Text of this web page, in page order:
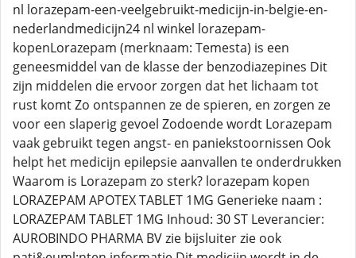
nl lorazepam-een-veelgebruikt-medicijn-in-belgie-en-
nederlandmedicijn24 nl winkel lorazepam-
kopenLorazepam (merknaam: Temesta) is een
geneesmiddel van de klasse der benzodiazepines Dit
zijn middelen die ervoor zorgen dat het lichaam tot
rust komt Zo ontspannen ze de spieren, en zorgen ze
voor een slaperig gevoel Zodoende wordt Lorazepam
vaak gebruikt tegen angst- en paniekstoornissen Ook
helpt het medicijn epilepsie aanvallen te onderdrukken
Waarom is Lorazepam zo sterk? lorazepam kopen
LORAZEPAM APOTEX TABLET 1MG Generieke naam :
LORAZEPAM TABLET 1MG Inhoud: 30 ST Leverancier:
AUROBINDO PHARMA BV zie bijsluiter zie ook